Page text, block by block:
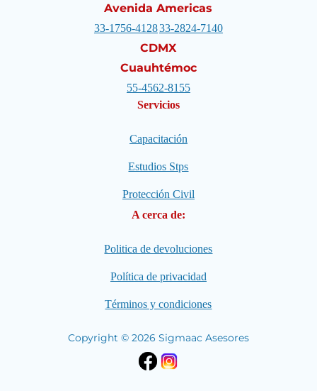
Avenida Americas
33-1756-412833-2824-7140
CDMX
Cuauhtémoc
55-4562-8155
Servicios
Capacitación
Estudios Stps
Protección Civil
A cerca de:
Politica de devoluciones
Política de privacidad
Términos y condiciones
Copyright © 2026 Sigmaac Asesores